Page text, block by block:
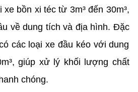
bồn xi téc từ 3m³ đến 30m³,
về dung tích và địa hình. Đặc
các loại xe đầu kéo với dung
giúp xử lý khối lượng chất
chóng.